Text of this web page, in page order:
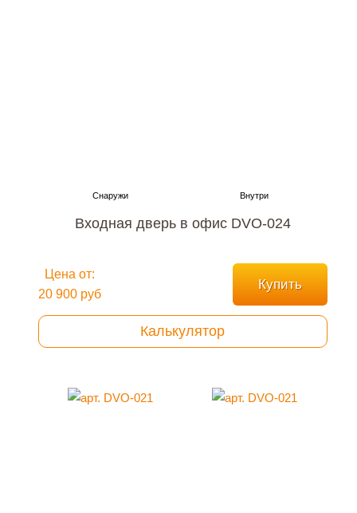
Входная дверь в офис DVO-024
Цена от:
20 900 руб
Купить
Калькулятор